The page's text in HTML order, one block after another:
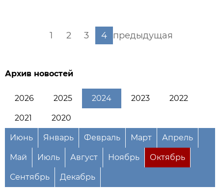
предыдущая
1 2 3 4
Архив новостей
2026 2025 2024 2023 2022
2021 2020
Июнь Январь Февраль Март Апрель
Май Июль Август Ноябрь Октябрь
Сентябрь Декабрь